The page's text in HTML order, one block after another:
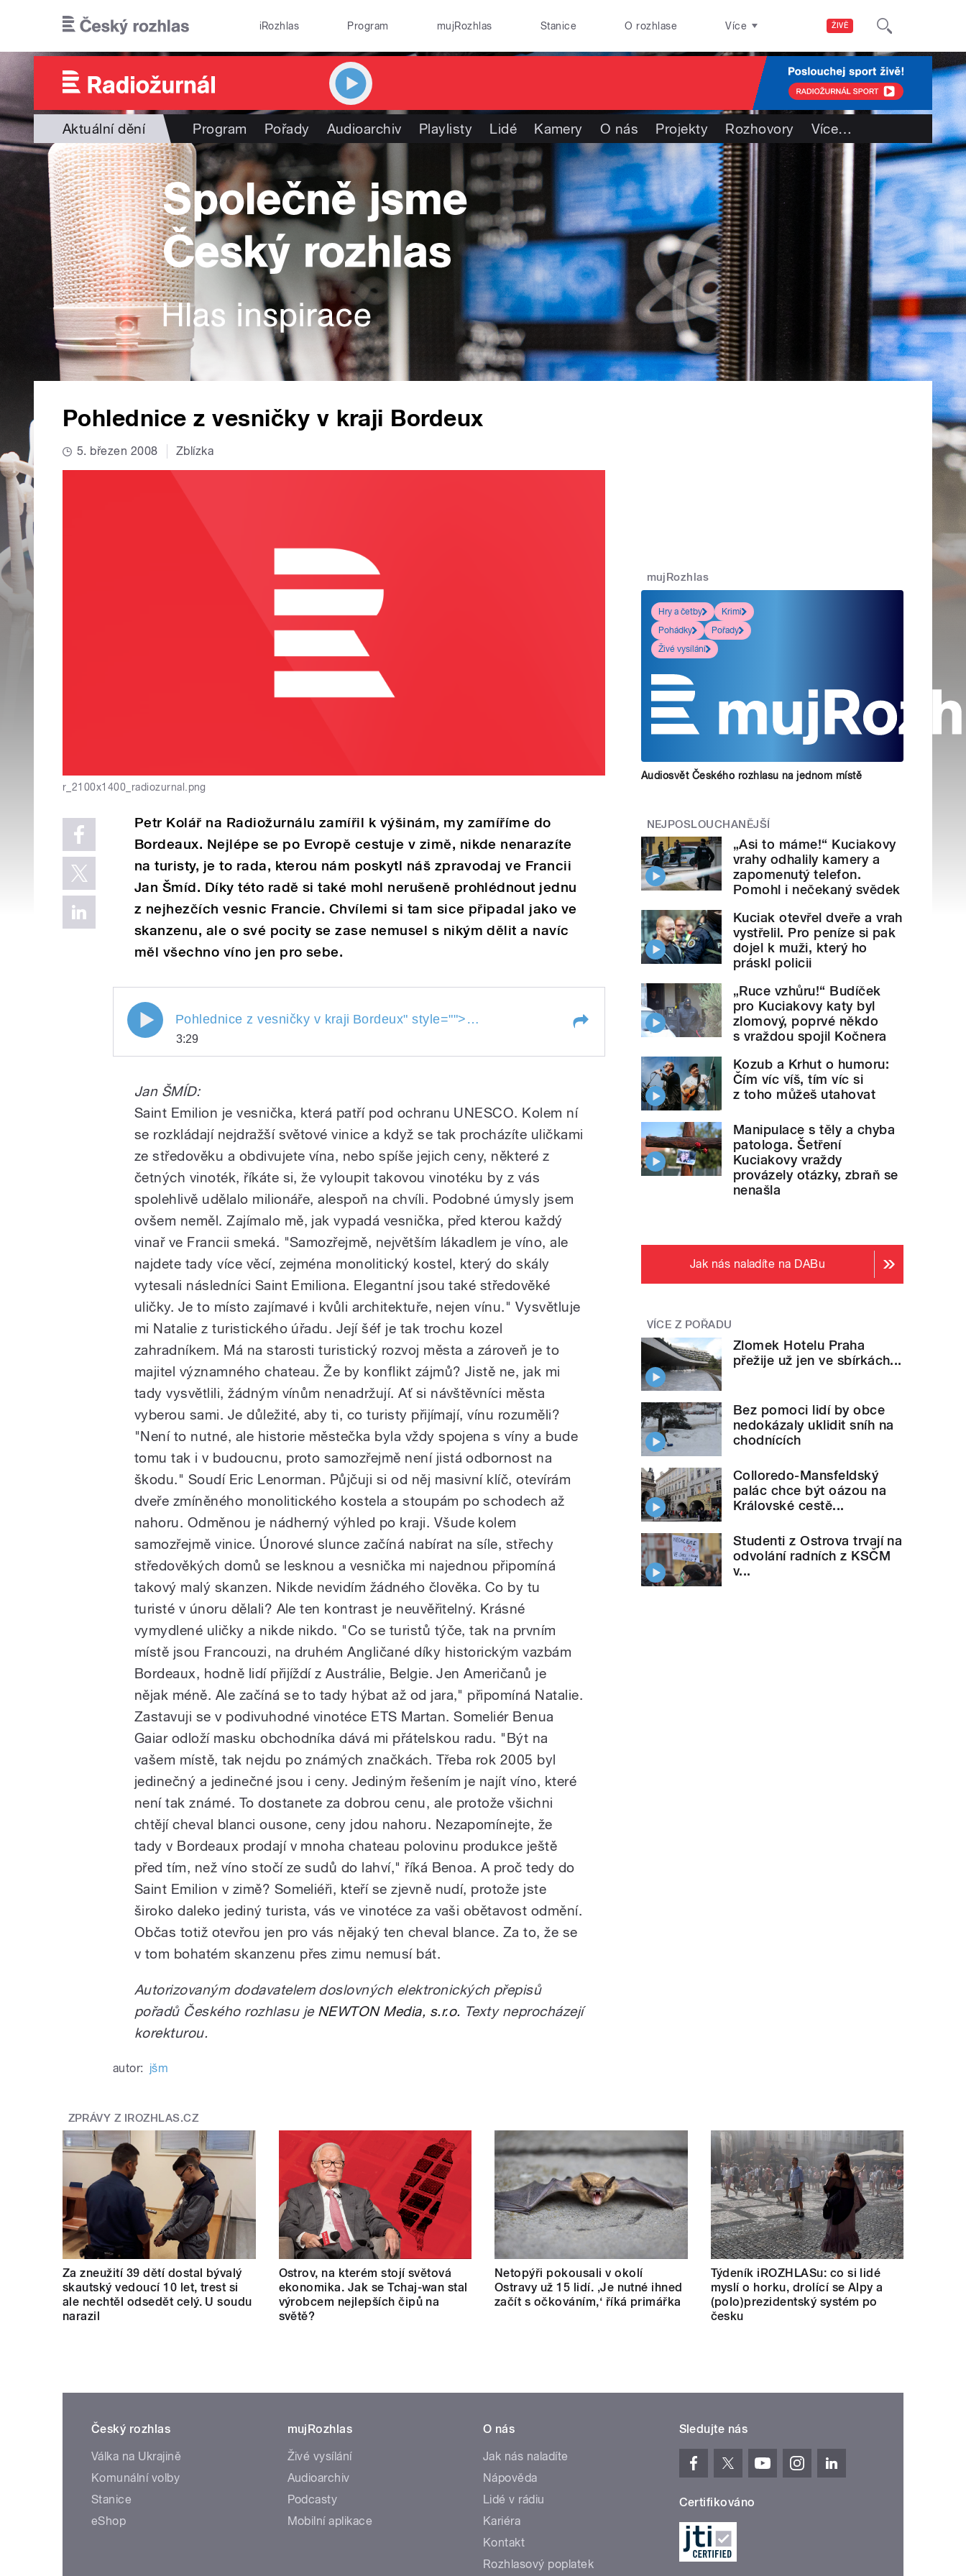
ŽIVĚ
iRozhlas Program mujRozhlas Stanice O rozhlase Více
Aktuální dění Program Pořady Audioarchiv Playlisty Lidé Kamery O nás Projekty Rozhovory Více…
Pohlednice z vesničky v kraji Bordeux
5. březen 2008 Zblízka
r_2100x1400_radiozurnal.png
Petr Kolář na Radiožurnálu zamířil k výšinám, my zamíříme do
Bordeaux. Nejlépe se po Evropě cestuje v zimě, nikde nenarazíte
na turisty, je to rada, kterou nám poskytl náš zpravodaj ve Francii
Jan Šmíd. Díky této radě si také mohl nerušeně prohlédnout jednu
z nejhezčích vesnic Francie. Chvílemi si tam sice připadal jako ve
skanzenu, ale o své pocity se zase nemusel s nikým dělit a navíc
měl všechno víno jen pro sebe.
Pohlednice z vesničky v kraji Bordeux" style=""> Pohlednice z vesničky v kraji Bordeux" style="">Pohlednice z vesničky v kraji
3:29
Jan ŠMÍD:
Saint Emilion je vesnička, která patří pod ochranu UNESCO. Kolem ní
se rozkládají nejdražší světové vinice a když se tak procházíte uličkami
ze středověku a obdivujete vína, nebo spíše jejich ceny, některé z
četných vinoték, říkáte si, že vyloupit takovou vinotéku by z vás
spolehlivě udělalo milionáře, alespoň na chvíli. Podobné úmysly jsem
ovšem neměl. Zajímalo mě, jak vypadá vesnička, před kterou každý
vinař ve Francii smeká. "Samozřejmě, největším lákadlem je víno, ale
najdete tady více věcí, zejména monolitický kostel, který do skály
vytesali následníci Saint Emiliona. Elegantní jsou také středověké
uličky. Je to místo zajímavé i kvůli architektuře, nejen vínu." Vysvětluje
mi Natalie z turistického úřadu. Její šéf je tak trochu kozel
zahradníkem. Má na starosti turistický rozvoj města a zároveň je to
majitel významného chateau. Že by konflikt zájmů? Jistě ne, jak mi
tady vysvětlili, žádným vínům nenadržují. Ať si návštěvníci města
vyberou sami. Je důležité, aby ti, co turisty přijímají, vínu rozuměli?
"Není to nutné, ale historie městečka byla vždy spojena s víny a bude
tomu tak i v budoucnu, proto samozřejmě není jistá odbornost na
škodu." Soudí Eric Lenorman. Půjčuji si od něj masivní klíč, otevírám
dveře zmíněného monolitického kostela a stoupám po schodech až
nahoru. Odměnou je nádherný výhled po kraji. Všude kolem
samozřejmě vinice. Únorové slunce začíná nabírat na síle, střechy
středověkých domů se lesknou a vesnička mi najednou připomíná
takový malý skanzen. Nikde nevidím žádného člověka. Co by tu
turisté v únoru dělali? Ale ten kontrast je neuvěřitelný. Krásné
vymydlené uličky a nikde nikdo. "Co se turistů týče, tak na prvním
místě jsou Francouzi, na druhém Angličané díky historickým vazbám
Bordeaux, hodně lidí přijíždí z Austrálie, Belgie. Jen Američanů je
nějak méně. Ale začíná se to tady hýbat až od jara," připomíná Natalie.
Zastavuji se v podivuhodné vinotéce ETS Martan. Someliér Benua
Gaiar odloží masku obchodníka dává mi přátelskou radu. "Být na
vašem místě, tak nejdu po známých značkách. Třeba rok 2005 byl
jedinečný a jedinečné jsou i ceny. Jediným řešením je najít víno, které
není tak známé. To dostanete za dobrou cenu, ale protože všichni
chtějí cheval blanci ousone, ceny jdou nahoru. Nezapomínejte, že
tady v Bordeaux prodají v mnoha chateau polovinu produkce ještě
před tím, než víno stočí ze sudů do lahví," říká Benoa. A proč tedy do
Saint Emilion v zimě? Someliéři, kteří se zjevně nudí, protože jste
široko daleko jediný turista, vás ve vinotéce za vaši obětavost odmění.
Občas totiž otevřou jen pro vás nějaký ten cheval blance. Za to, že se
v tom bohatém skanzenu přes zimu nemusí bát.
Autorizovaným dodavatelem doslovných elektronických přepisů
pořadů Českého rozhlasu je NEWTON Media, s.r.o. Texty neprocházejí
korekturou.
autor: jšm
mujRozhlas
Hry a četby
Krimi
Pohádky
Pořady
Živé vysílání
Audiosvět Českého rozhlasu na jednom místě
NEJPOSLOUCHANĚJŠÍ
„Asi to máme!“ Kuciakovy
vrahy odhalily kamery a
zapomenutý telefon.
Pomohl i nečekaný svědek
Kuciak otevřel dveře a vrah
vystřelil. Pro peníze si pak
dojel k muži, který ho
práskl policii
„Ruce vzhůru!“ Budíček
pro Kuciakovy katy byl
zlomový, poprvé někdo
s vraždou spojil Kočnera
Kozub a Krhut o humoru:
Čím víc víš, tím víc si
z toho můžeš utahovat
Manipulace s těly a chyba
patologa. Šetření
Kuciakovy vraždy
provázely otázky, zbraň se
nenašla
Jak nás naladíte na DABu
VÍCE Z POŘADU
Zlomek Hotelu Praha
přežije už jen ve sbírkách...
Bez pomoci lidí by obce
nedokázaly uklidit sníh na
chodnících
Colloredo-Mansfeldský
palác chce být oázou na
Královské cestě...
Studenti z Ostrova trvají na
odvolání radních z KSČM
v...
ZPRÁVY Z IROZHLAS.CZ
Za zneužití 39 dětí dostal bývalý
skautský vedoucí 10 let, trest si
ale nechtěl odsedět celý. U soudu
narazil
Ostrov, na kterém stojí světová
ekonomika. Jak se Tchaj-wan stal
výrobcem nejlepších čipů na
světě?
Netopýři pokousali v okolí
Ostravy už 15 lidí. ‚Je nutné ihned
začít s očkováním,‘ říká primářka
Týdeník iROZHLASu: co si lidé
myslí o horku, drolící se Alpy a
(polo)prezidentský systém po
česku
Český rozhlas
Válka na Ukrajině
Komunální volby
Stanice
eShop
mujRozhlas
Živé vysílání
Audioarchiv
Podcasty
Mobilní aplikace
O nás
Jak nás naladíte
Nápověda
Lidé v rádiu
Kariéra
Kontakt
Rozhlasový poplatek
Sledujte nás
Certifikováno